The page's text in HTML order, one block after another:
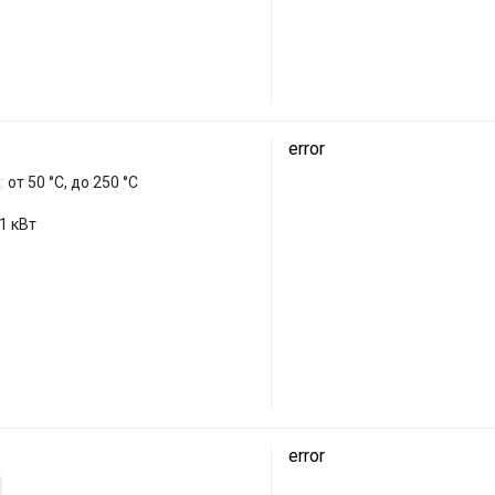
от 50 °C, до 250 °C
кВт
error
error